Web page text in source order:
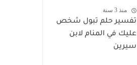
منذ 3 سنة
تفسير حلم تبول شخص
عليك في المنام لابن
سيرين